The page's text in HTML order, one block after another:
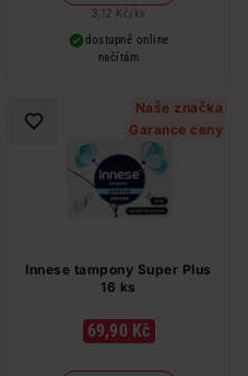
3,12 Kč/ ks
dostupné online
načítám
Naše značka
Garance ceny
Innese tampony Super Plus
16 ks
69,90 Kč